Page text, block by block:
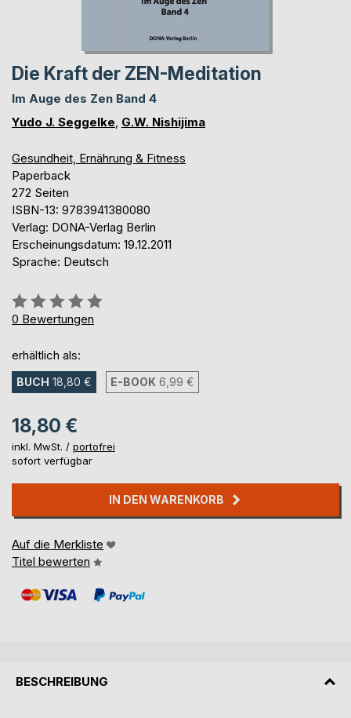
Die Kraft der ZEN-Meditation
Im Auge des Zen Band 4
Yudo J. Seggelke G.W. Nishijima
Gesundheit, Ernährung & Fitness
Paperback
272 Seiten
ISBN-13: 9783941380080
Verlag: DONA-Verlag Berlin
Erscheinungsdatum: 19.12.2011
Sprache: Deutsch
Bewertung::
0%
0 Bewertungen
erhältlich als:
BUCH 18,80 € E-BOOK 6,99 €
18,80 €
inkl. MwSt. / portofrei
sofort verfügbar
IN DEN WARENKORB
Auf die Merkliste
Titel bewerten
BESCHREIBUNG